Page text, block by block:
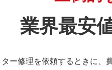
業界最安
ー修理を依頼するときに、